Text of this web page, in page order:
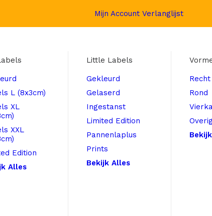
Mijn Account Verlanglijst
L (8x3cm)
XL
XXL
Edition
Alles
Little Labels
Gekleurd
Gelaserd
Ingestanst
Limited Edition
Pannenlaplus
Prints
Bekijk Alles
Recht
Rond